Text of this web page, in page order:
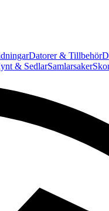
Datorer & Tillbehör
& SedlarSamlarsaker